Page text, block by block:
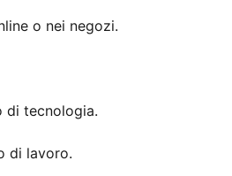
o nei negozi.
di tecnologia.
di lavoro.